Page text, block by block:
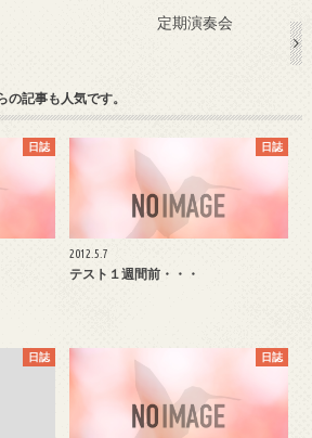
定期演奏会
の記事も人気です。
日誌 日誌
2012.5.7
テスト１週間前・・・
日誌 日誌